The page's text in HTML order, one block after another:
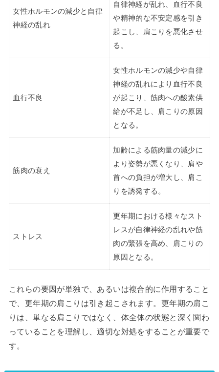
女性ホルモンの減少と自律
神経の乱れ
自律神経が乱れ、血行不良
や精神的な不安定感を引き
起こし、肩こりを悪化させ
る。
血行不良
女性ホルモンの減少や自律
神経の乱れにより血行不良
が起こり、筋肉への酸素供
給が不足し、肩こりの原因
となる。
筋肉の衰え
加齢による筋肉量の減少に
より姿勢が悪くなり、肩や
首への負担が増大し、肩こ
りを誘発する。
ストレス
更年期における様々なスト
レスが自律神経の乱れや筋
肉の緊張を高め、肩こりの
原因となる。
これらの要因が単独で、あるいは複合的に作用すること
で、更年期の肩こりは引き起こされます。更年期の肩こ
りは、単なる肩こりではなく、体全体の状態と深く関わ
っていることを理解し、適切な対処をすることが重要で
す。